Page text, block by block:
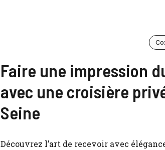
Faire une impression
avec une croisière
Seine
Découvrez l’art de recevoir avec